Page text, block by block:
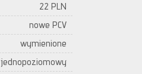
22 PLN
nowe PCV
wymienione
jednopoziomowy